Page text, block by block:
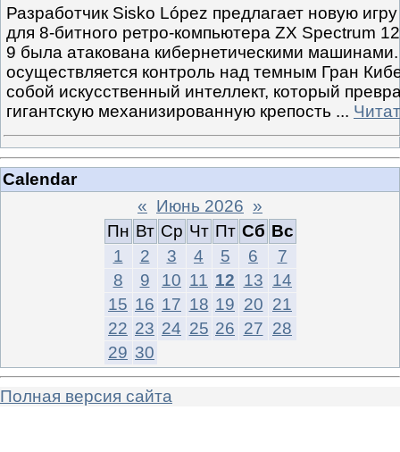
Разработчик Sisko López предлагает новую
для 8-битного ретро-компьютера ZX Spectrum
9 была атакована кибернетическими машинами.
осуществляется контроль над темным Гран
собой искусственный интеллект, который
гигантскую механизированную крепость ...
Calendar
« Июнь 2026 »
Пн Вт Ср Чт Пт Сб Вс
1
2 3 4 5 6
7
8
9 10 11 12 13 14
15 16 17 18 19 20 21
22 23 24 25 26 27 28
29 30
Полная версия сайта